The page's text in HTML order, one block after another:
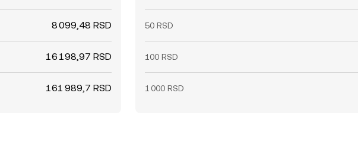
8 099,48 RSD
16 198,97 RSD
161 989,7 RSD
50 RSD
100 RSD
1 000 RSD